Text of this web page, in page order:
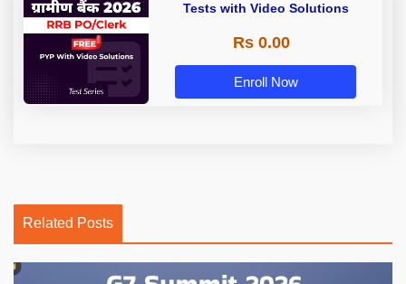
Tests with Video Solutions
Rs 0.00
Enroll Now
Related Posts